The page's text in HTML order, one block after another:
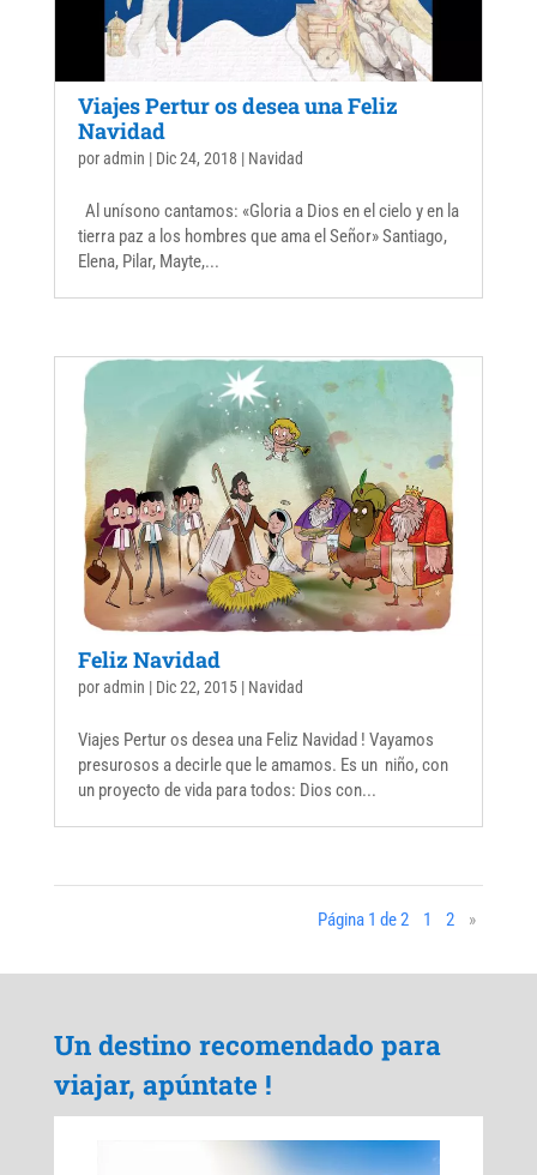
Viajes Pertur os desea una Feliz
Navidad
poradmin | Dic 24, 2018 | Navidad
Al unísono cantamos: «Gloria a Dios en el cielo y en la
tierra paz a los hombres que ama el Señor» Santiago,
Elena, Pilar, Mayte,...
Feliz Navidad
poradmin | Dic 22, 2015| Navidad
Viajes Pertur os desea una Feliz Navidad ! Vayamos
presurosos a decirle que le amamos. Es un niño, con
un proyecto de vida para todos: Dios con...
Página 1 de 2 1 2 »
Un destino recomendado para
viajar, apúntate !